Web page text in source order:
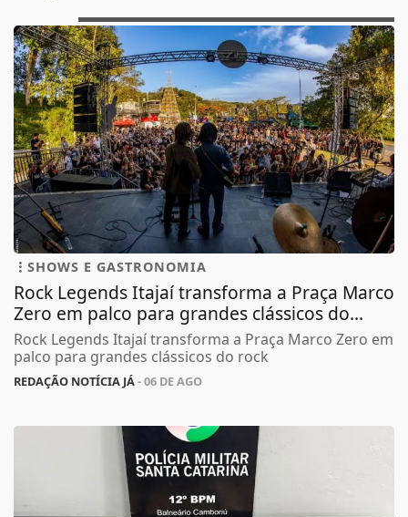
SHOWS E GASTRONOMIA
Rock Legends Itajaí transforma a Praça Marco
Zero em palco para grandes clássicos do...
Rock Legends Itajaí transforma a Praça Marco Zero em
palco para grandes clássicos do rock
REDAÇÃO NOTÍCIA JÁ- 06 DE AGO